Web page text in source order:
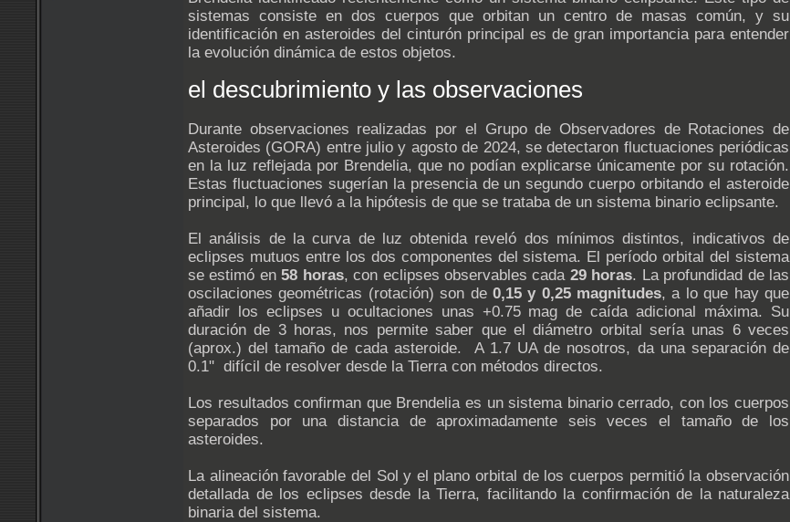
sistemas consiste en dos cuerpos que orbitan un centro de masas común, y su
identificación en asteroides del cinturón principal es de gran importancia para entender
la evolución dinámica de estos objetos.
el descubrimiento y las observaciones
Durante observaciones realizadas por el Grupo de Observadores de Rotaciones de
Asteroides (GORA) entre julio y agosto de 2024, se detectaron fluctuaciones periódicas
en la luz reflejada por Brendelia, que no podían explicarse únicamente por su rotación.
Estas fluctuaciones sugerían la presencia de un segundo cuerpo orbitando el asteroide
principal, lo que llevó a la hipótesis de que se trataba de un sistema binario eclipsante.
El análisis de la curva de luz obtenida reveló dos mínimos distintos, indicativos de
eclipses mutuos entre los dos componentes del sistema. El período orbital del sistema
se estimó en58 horas, con eclipses observables cada 29 horas. La profundidad de las
oscilaciones geométricas (rotación) son de 0,15 y 0,25 magnitudes, a lo que hay que
añadir los eclipses u ocultaciones unas +0.75 mag de caída adicional máxima. Su
duración de 3 horas, nos permite saber que el diámetro orbital sería unas 6 veces
(aprox.) del tamaño de cada asteroide. A 1.7 UA de nosotros, da una separación de
0.1" difícil de resolver desde la Tierra con métodos directos.
Los resultados confirman que Brendelia es un sistema binario cerrado, con los cuerpos
separados por una distancia de aproximadamente seis veces el tamaño de los
asteroides.
La alineación favorable del Sol y el plano orbital de los cuerpos permitió la observación
detallada de los eclipses desde la Tierra, facilitando la confirmación de la naturaleza
binaria del sistema.